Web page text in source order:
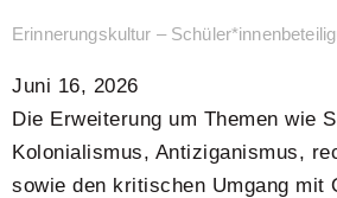
Erinnerungskultur –
Juni 16, 2026
Die Erweiterung um Themen wie
Kolonialismus, Antiziganismus,
sowie den kritischen Umgang mit